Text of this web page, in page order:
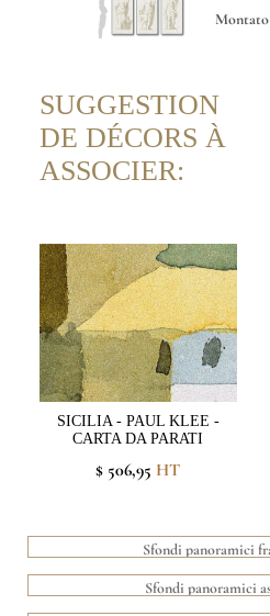
SUGGESTION
DE DÉCORS À
ASSOCIER:
SICILIA - PAUL KLEE -
CARTA DA PARATI
$ 506,95 HT
Sfondi panoramici
Sfondi panoramici